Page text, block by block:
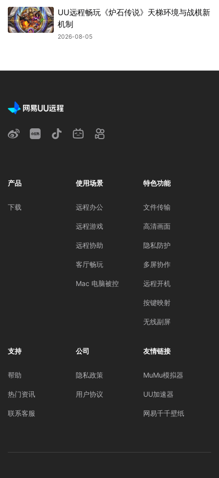
UU远程畅玩《炉石传说》天梯环境与战棋新
机制
2026-08-05
产品
下载
使用场景
远程办公
远程游戏
远程协助
客厅畅玩
Mac 电脑被控
特色功能
文件传输
高清画面
隐私防护
多屏协作
远程开机
按键映射
无线副屏
支持
帮助
热门资讯
联系客服
公司
隐私政策
用户协议
友情链接
MuMu模拟器
UU加速器
网易千千壁纸